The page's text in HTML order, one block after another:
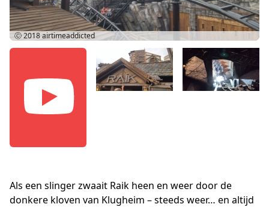
Als een slinger zwaait Raik heen en weer door de
donkere kloven van Klugheim – steeds weer… en altijd
Ⓒ 2018airtimeaddicted